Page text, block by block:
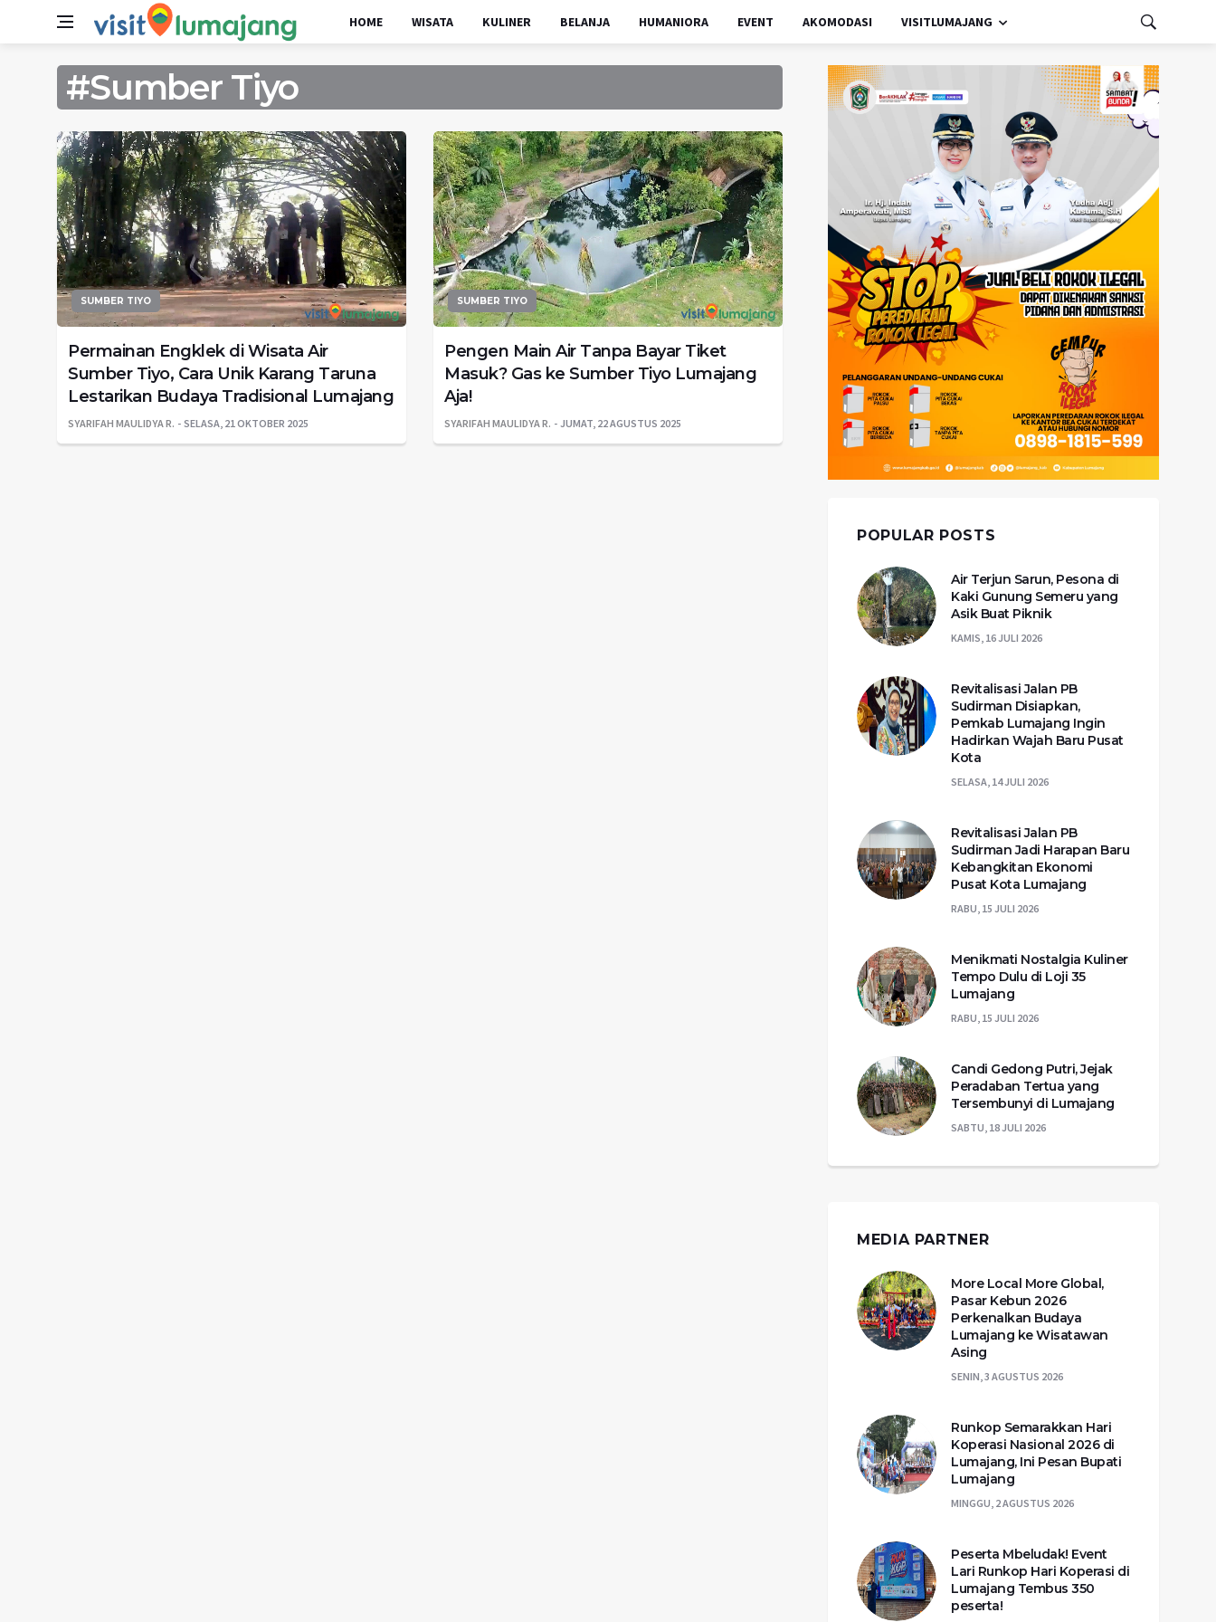
HOME WISATA KULINER BELANJA HUMANIORA EVENT AKOMODASI VISITLUMAJANG
#Sumber Tiyo
SUMBER TIYO
Permainan Engklek di Wisata Air
Sumber Tiyo, Cara Unik Karang Taruna
Lestarikan Budaya Tradisional Lumajang
SYARIFAH MAULIDYA R. SELASA, 21 OKTOBER 2025
SUMBER TIYO
Pengen Main Air Tanpa Bayar Tiket
Masuk? Gas ke Sumber Tiyo Lumajang
Aja!
SYARIFAH MAULIDYA R. JUMAT, 22 AGUSTUS 2025
POPULAR POSTS
Air Terjun Sarun, Pesona di
Kaki Gunung Semeru yang
Asik Buat Piknik
KAMIS, 16 JULI 2026
Revitalisasi Jalan PB
Sudirman Disiapkan,
Pemkab Lumajang Ingin
Hadirkan Wajah Baru Pusat
Kota
SELASA, 14 JULI 2026
Revitalisasi Jalan PB
Sudirman Jadi Harapan Baru
Kebangkitan Ekonomi
Pusat Kota Lumajang
RABU, 15 JULI 2026
Menikmati Nostalgia Kuliner
Tempo Dulu di Loji 35
Lumajang
RABU, 15 JULI 2026
Candi Gedong Putri, Jejak
Peradaban Tertua yang
Tersembunyi di Lumajang
SABTU, 18 JULI 2026
MEDIA PARTNER
More Local More Global,
Pasar Kebun 2026
Perkenalkan Budaya
Lumajang ke Wisatawan
Asing
SENIN, 3 AGUSTUS 2026
Runkop Semarakkan Hari
Koperasi Nasional 2026 di
Lumajang, Ini Pesan Bupati
Lumajang
MINGGU, 2 AGUSTUS 2026
Peserta Mbeludak! Event
Lari Runkop Hari Koperasi di
Lumajang Tembus 350
peserta!